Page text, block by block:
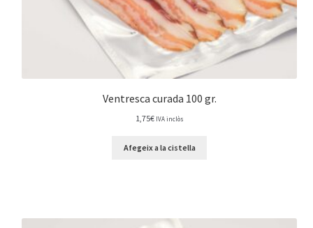
Ventresca curada 100 gr.
1,75€ IVA inclòs
Afegeix a la cistella